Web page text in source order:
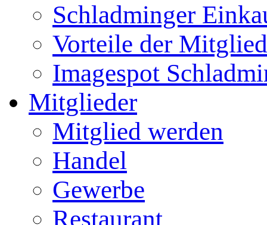
Schladminger
Vorteile der
Imagespot
Mitglieder
Mitglied werden
Handel
Gewerbe
Restaurant